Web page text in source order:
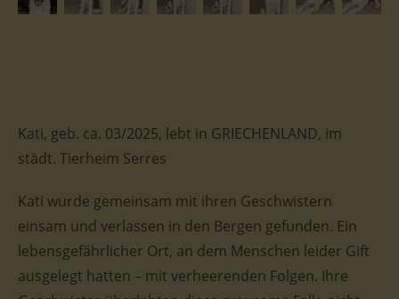
Kati, geb. ca. 03/2025, lebt in GRIECHENLAND, im
städt. Tierheim Serres
Kati wurde gemeinsam mit ihren Geschwistern
einsam und verlassen in den Bergen gefunden. Ein
lebensgefährlicher Ort, an dem Menschen leider Gift
ausgelegt hatten – mit verheerenden Folgen. Ihre